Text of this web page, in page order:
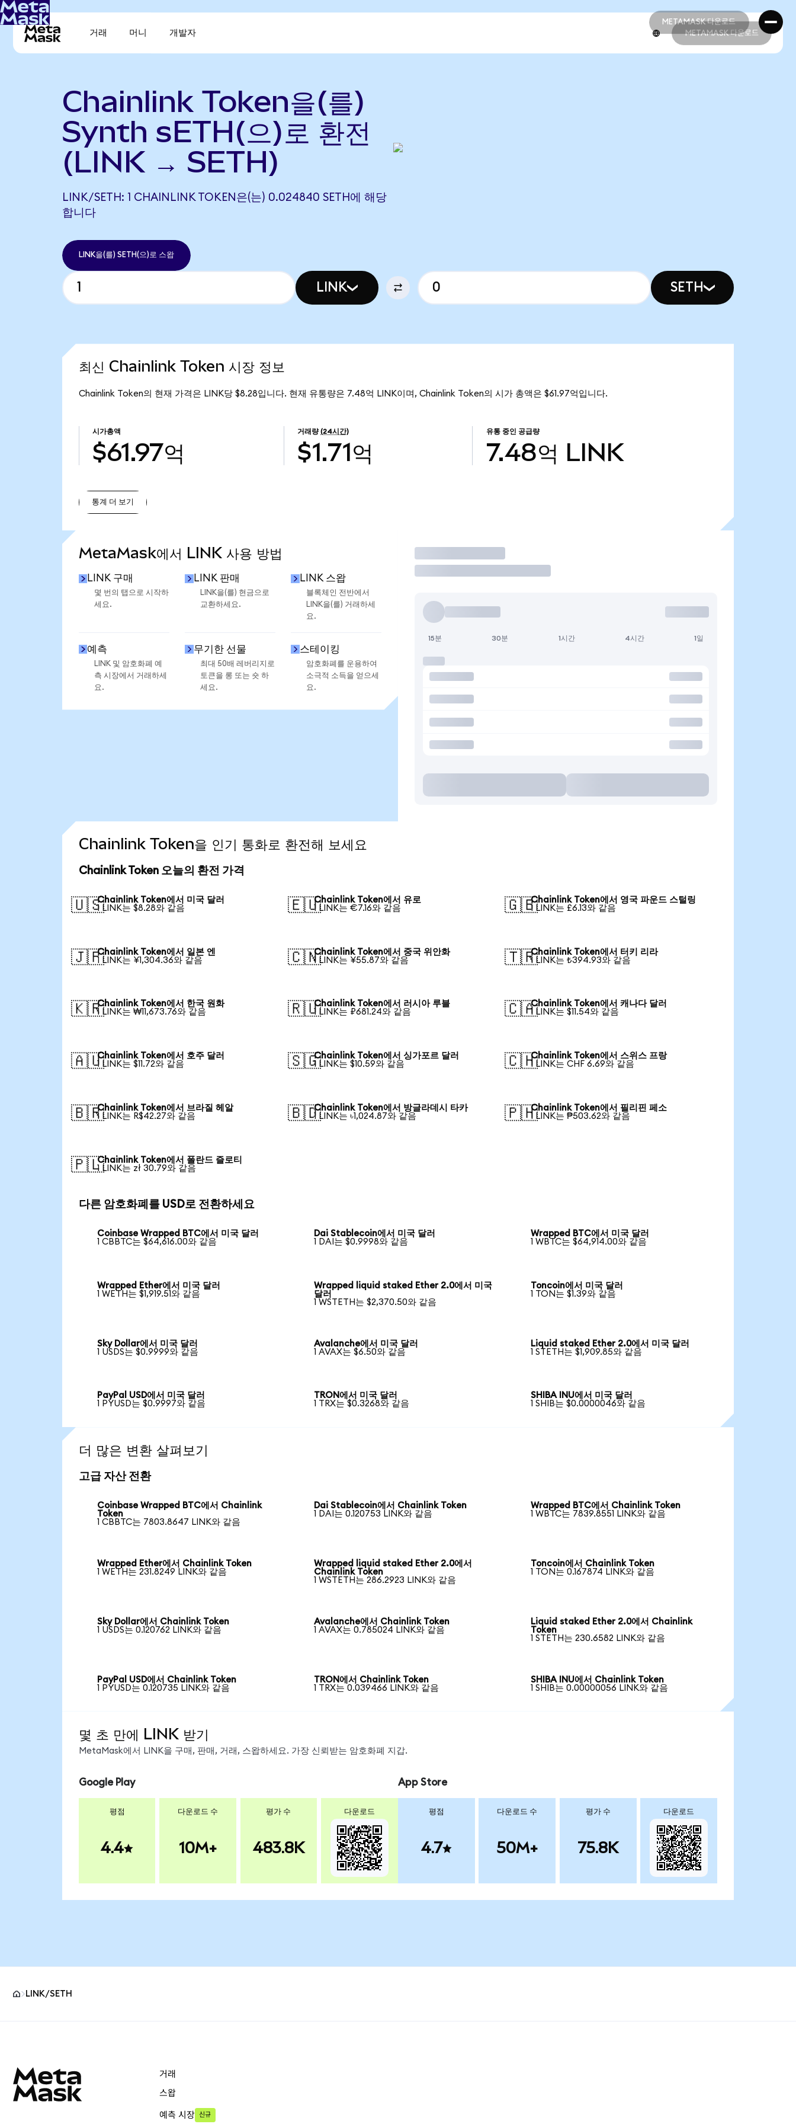
METAMASK 다운로드
METAMASK 다운로드
거래 머니 개발자 METAMASK 다운로드
Chainlink Token을(를)
Synth sETH(으)로 환전
(LINK → SETH)
LINK/SETH: 1 CHAINLINK TOKEN은(는) 0.024840 SETH에 해당
합니다
LINK을(를) SETH(으)로 스왑
LINK SETH
최신 Chainlink Token 시장 정보
Chainlink Token의 현재 가격은 LINK당 $8.28입니다. 현재 유통량은 7.48억 LINK이며, Chainlink Token의 시가 총액은 $61.97억입니다.
시가총액
$61.97억
거래량 (24시간)
$1.71억
유통 중인 공급량
7.48억 LINK
통계 더 보기
MetaMask에서 LINK 사용 방법
LINK 구매
몇 번의 탭으로 시작하
세요.
LINK 판매
LINK을(를) 현금으로
교환하세요.
LINK 스왑
블록체인 전반에서
LINK을(를) 거래하세
요.
예측
LINK 및 암호화폐 예
측 시장에서 거래하세
요.
무기한 선물
최대 50배 레버리지로
토큰을 롱 또는 숏 하
세요.
스테이킹
암호화폐를 운용하여
소극적 소득을 얻으세
요.
거래
15분 30분 1시간 4시간 1일
Chainlink Token을 인기 통화로 환전해 보세요
Chainlink Token 오늘의 환전 가격
🇺🇸Chainlink Token에서 미국 달러
1 LINK는 $8.28와 같음
🇪🇺Chainlink Token에서 유로
1 LINK는 €7.16와 같음
🇬🇧Chainlink Token에서 영국 파운드 스털링
1 LINK는 £6.13와 같음
🇯🇵Chainlink Token에서 일본 엔
1 LINK는 ¥1,304.36와 같음
🇨🇳Chainlink Token에서 중국 위안화
1 LINK는 ¥55.87와 같음
🇹🇷Chainlink Token에서 터키 리라
1 LINK는 ₺394.93와 같음
🇰🇷Chainlink Token에서 한국 원화
1 LINK는 ₩11,673.76와 같음
🇷🇺Chainlink Token에서 러시아 루블
1 LINK는 ₽681.24와 같음
🇨🇦Chainlink Token에서 캐나다 달러
1 LINK는 $11.54와 같음
🇦🇺Chainlink Token에서 호주 달러
1 LINK는 $11.72와 같음
🇸🇬Chainlink Token에서 싱가포르 달러
1 LINK는 $10.59와 같음
🇨🇭Chainlink Token에서 스위스 프랑
1 LINK는 CHF 6.69와 같음
🇧🇷Chainlink Token에서 브라질 헤알
1 LINK는 R$42.27와 같음
🇧🇩Chainlink Token에서 방글라데시 타카
1 LINK는 ৳1,024.87와 같음
🇵🇭Chainlink Token에서 필리핀 페소
1 LINK는 ₱503.62와 같음
🇵🇱Chainlink Token에서 폴란드 즐로티
1 LINK는 zł 30.79와 같음
다른 암호화폐를 USD로 전환하세요
Coinbase Wrapped BTC에서 미국 달러
1 CBBTC는 $64,616.00와 같음
Dai Stablecoin에서 미국 달러
1 DAI는 $0.9998와 같음
Wrapped BTC에서 미국 달러
1 WBTC는 $64,914.00와 같음
Wrapped Ether에서 미국 달러
1 WETH는 $1,919.51와 같음
Wrapped liquid staked Ether 2.0에서 미국
달러
1 WSTETH는 $2,370.50와 같음
Toncoin에서 미국 달러
1 TON는 $1.39와 같음
Sky Dollar에서 미국 달러
1 USDS는 $0.9999와 같음
Avalanche에서 미국 달러
1 AVAX는 $6.50와 같음
Liquid staked Ether 2.0에서 미국 달러
1 STETH는 $1,909.85와 같음
PayPal USD에서 미국 달러
1 PYUSD는 $0.9997와 같음
TRON에서 미국 달러
1 TRX는 $0.3268와 같음
SHIBA INU에서 미국 달러
1 SHIB는 $0.0000046와 같음
더 많은 변환 살펴보기
고급 자산 전환
Coinbase Wrapped BTC에서 Chainlink
Token
1 CBBTC는 7803.8647 LINK와 같음
Dai Stablecoin에서 Chainlink Token
1 DAI는 0.120753 LINK와 같음
Wrapped BTC에서 Chainlink Token
1 WBTC는 7839.8551 LINK와 같음
Wrapped Ether에서 Chainlink Token
1 WETH는 231.8249 LINK와 같음
Wrapped liquid staked Ether 2.0에서
Chainlink Token
1 WSTETH는 286.2923 LINK와 같음
Toncoin에서 Chainlink Token
1 TON는 0.167874 LINK와 같음
Sky Dollar에서 Chainlink Token
1 USDS는 0.120762 LINK와 같음
Avalanche에서 Chainlink Token
1 AVAX는 0.785024 LINK와 같음
Liquid staked Ether 2.0에서 Chainlink
Token
1 STETH는 230.6582 LINK와 같음
PayPal USD에서 Chainlink Token
1 PYUSD는 0.120735 LINK와 같음
TRON에서 Chainlink Token
1 TRX는 0.039466 LINK와 같음
SHIBA INU에서 Chainlink Token
1 SHIB는 0.00000056 LINK와 같음
몇 초 만에 LINK 받기
MetaMask에서 LINK을 구매, 판매, 거래, 스왑하세요. 가장 신뢰받는 암호화폐 지갑.
Google Play
평점
4.4
다운로드 수
10M+
평가 수
483.8K
다운로드
App Store
평점
4.7
다운로드 수
50M+
평가 수
75.8K
다운로드
LINK/SETH
거래
스왑
예측 시장 신규